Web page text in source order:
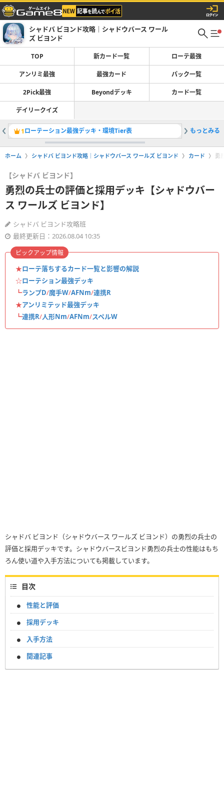
シャドバ ビヨンド攻略｜シャドウバース ワール
ズ ビヨンド
TOP 新カード一覧 ローテ最強
アンリミ最強 最強カード パック一覧
2Pick最強 Beyondデッキ カード一覧
デイリークイズ
1ローテーション最強デッキ・環境Tier表 2アンリ
もっとみる
ホーム シャドバ ビヨンド攻略｜シャドウバース ワールズ ビヨンド カード 勇
【シャドバ ビヨンド】
勇烈の兵士の評価と採用デッキ【シャドウバー
ス ワールズ ビヨンド】
シャドバ ビヨンド攻略班
最終更新日：2026.08.04 10:35
★ローテ落ちするカード一覧と影響の解説
☆ローテション最強デッキ
┗ランプD/魔手W/AFNm/連携R
★アンリミテッド最強デッキ
┗連携R/人形Nm/AFNm/スペルW
ピックアップ情報
シャドバ ビヨンド（シャドウバース ワールズ ビヨンド）の勇烈の兵士の
評価と採用デッキです。シャドウバースビヨンド勇烈の兵士の性能はもち
ろん使い道や入手方法についても掲載しています。
目次
性能と評価
採用デッキ
入手方法
関連記事